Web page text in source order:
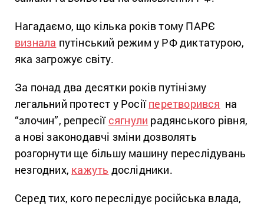
Нагадаємо, що кілька років тому ПАРЄ
визнала путінський режим у РФ диктатурою,
яка загрожує світу.
За понад два десятки років путінізму
легальний протест у Росіїперетворився на
“злочин”, репресії сягнули радянського рівня,
а нові законодавчі зміни дозволять
розгорнути ще більшу машину переслідувань
незгодних, кажуть дослідники.
Серед тих, кого переслідує російська влада,